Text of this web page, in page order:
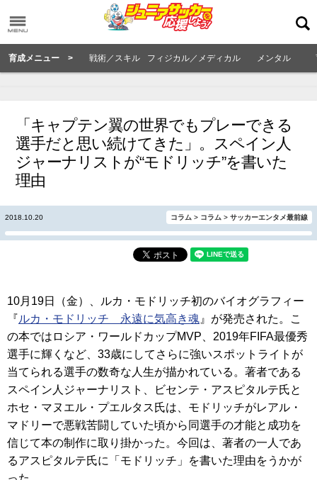
育成メニュー > 戦術／スキル フィジカル／メディカル メンタル
「キャプテン翼の世界でもプレーできる
選手だと思い続けてきた」。スペイン人
ジャーナリストが“モドリッチ”を書いた
理由
2018.10.20 コラム > コラム > サッカーエンタメ最前線
10月19日（金）、ルカ・モドリッチ初のバイオグラフィー
『ルカ・モドリッチ 永遠に気高き魂』が発売された。こ
の本ではロシア・ワールドカップMVP、2019年FIFA最優秀
選手に輝くなど、33歳にしてさらに強いスポットライトが
当てられる選手の数奇な人生が描かれている。著者である
スペイン人ジャーナリスト、ビセンテ・アスピタルテ氏と
ホセ・マヌエル・プエルタス氏は、モドリッチがレアル・
マドリーで悪戦苦闘していた頃から同選手の才能と成功を
信じて本の制作に取り掛かった。今回は、著者の一人であ
るアスピタルテ氏に「モドリッチ」を書いた理由をうかが